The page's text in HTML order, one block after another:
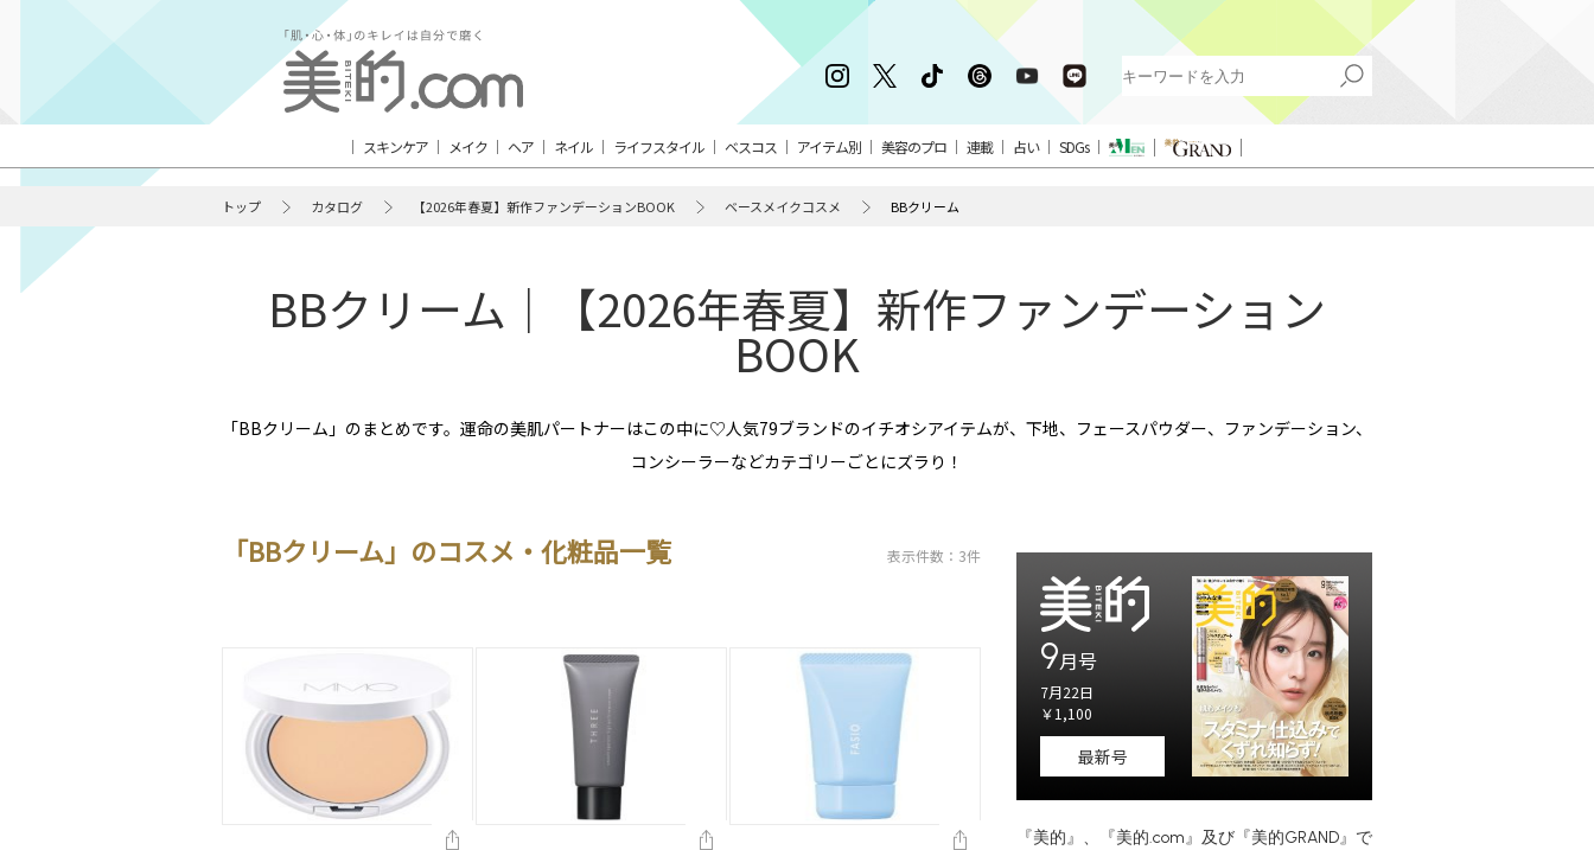
スキンケア メイク ヘア ネイル ライフスタイル ベスコス アイテム別 美容のプロ 連載 占い SDGs
トップ カタログ 【2026年春夏】新作ファンデーションBOOK ベースメイクコスメ BBクリーム
BBクリーム｜【2026年春夏】新作ファンデーション
BOOK
「BBクリーム」のまとめです。運命の美肌パートナーはこの中に♡人気79ブランドのイチオシアイテムが、下地、フェースパウダー、ファンデーション、
コンシーラーなどカテゴリーごとにズラり！
「BBクリーム」のコスメ・化粧品一覧 表示件数：3件
9月号
7月22日
￥1,100
最新号
『美的』、『美的.com』及び『美的GRAND』で